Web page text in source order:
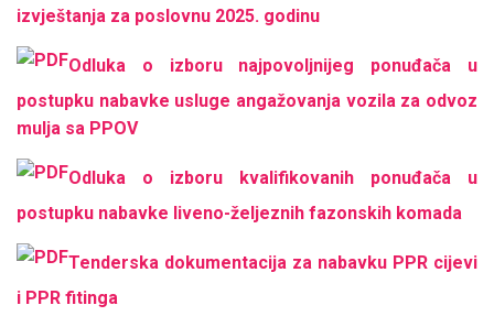
izvještanja za poslovnu 2025. godinu
Odluka o izboru najpovoljnijeg ponuđača u
postupku nabavke usluge angažovanja vozila za odvoz
mulja sa PPOV
Odluka o izboru kvalifikovanih ponuđača u
postupku nabavke liveno-željeznih fazonskih komada
Tenderska dokumentacija za nabavku PPR cijevi
i PPR fitinga